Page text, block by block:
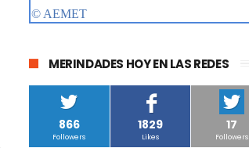
MERINDADES HOY EN LAS REDES
866
Followers
1829
Likes
17
Followers